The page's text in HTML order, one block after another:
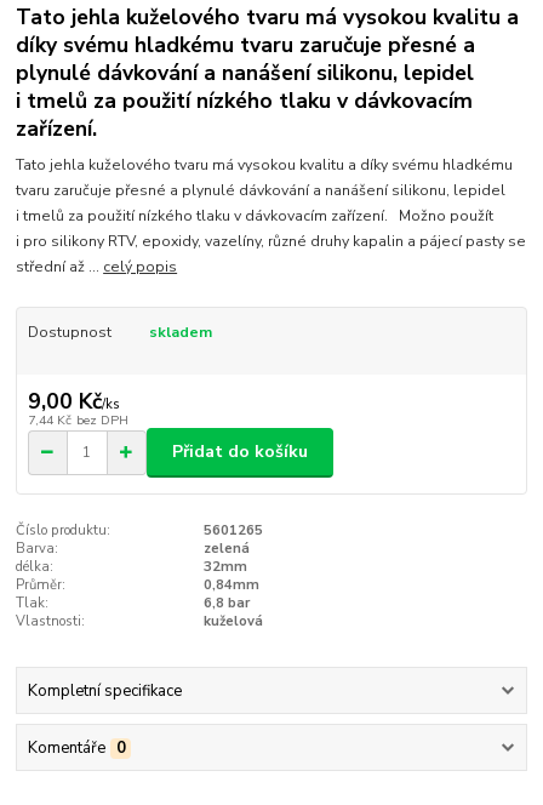
Tato jehla kuželového tvaru má vysokou kvalitu a
díky svému hladkému tvaru zaručuje přesné a
plynulé dávkování a nanášení silikonu, lepidel
i tmelů za použití nízkého tlaku v dávkovacím
zařízení.
Tato jehla kuželového tvaru má vysokou kvalitu a díky svému hladkému
tvaru zaručuje přesné a plynulé dávkování a nanášení silikonu, lepidel
i tmelů za použití nízkého tlaku v dávkovacím zařízení. Možno použít
i pro silikony RTV, epoxidy, vazelíny, různé druhy kapalin a pájecí pasty se
střední až ... celý popis
Dostupnost skladem
9,00 Kč/ks
7,44 Kč bez DPH
Přidat do košíku
Číslo produktu:
5601265
Barva:
zelená
délka:
32mm
Průměr:
0,84mm
Tlak:
6,8 bar
Vlastnosti:
kuželová
Kompletní specifikace
Komentáře 0